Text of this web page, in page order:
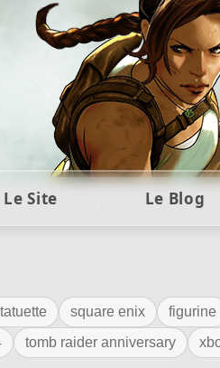
: statues, objets et
Le Site Le Blog
square enix figurine
tomb raider anniversary